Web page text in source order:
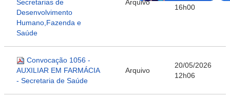
Secretarias de
Desenvolvimento
Humano,Fazenda e
Saúde
Arquivo
16h00
Convocação 1056 -
AUXILIAR EM FARMÁCIA
- Secretaria de Saúde
Arquivo
20/05/2026
12h06